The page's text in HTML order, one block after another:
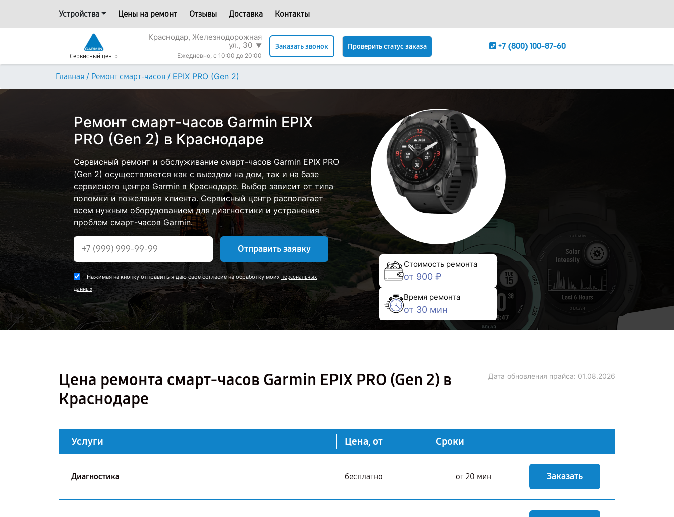
Устройства Цены на ремонт Отзывы Доставка Контакты
Сервисный центр
Краснодар, Железнодорожная
ул., 30 ▼
Ежедневно, с 10:00 до 20:00
Заказать звонок Проверить статус заказа +7 (800) 100-87-60
Главная / Ремонт смарт-часов / EPIX PRO (Gen 2)
Ремонт смарт-часов Garmin EPIX
PRO (Gen 2) в Краснодаре
Сервисный ремонт и обслуживание смарт-часов Garmin EPIX PRO
(Gen 2) осуществляется как с выездом на дом, так и на базе
сервисного центра Garmin в Краснодаре. Выбор зависит от типа
поломки и пожелания клиента. Сервисный центр располагает
всем нужным оборудованием для диагностики и устранения
проблем смарт-часов Garmin.
Отправить заявку
Нажимая на кнопку отправить я даю свое согласие на обработку моих персональных
данных.
Стоимость ремонта
от 900 ₽
Время ремонта
от 30 мин
Цена ремонта смарт-часов Garmin EPIX PRO (Gen 2) в
Краснодаре
Дата обновления прайса: 01.08.2026
Услуги Цена, от Сроки
Диагностика бесплатно от 20 мин Заказать